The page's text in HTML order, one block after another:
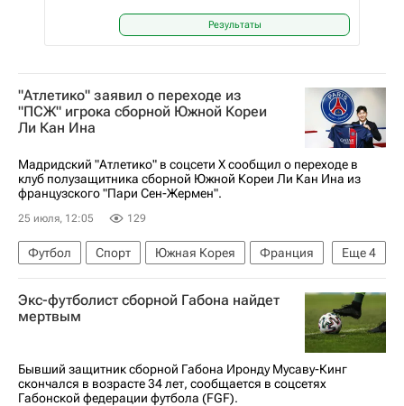
Результаты
"Атлетико" заявил о переходе из
"ПСЖ" игрока сборной Южной Кореи
Ли Кан Ина
Мадридский "Атлетико" в соцсети Х сообщил о переходе в
клуб полузащитника сборной Южной Кореи Ли Кан Ина из
французского "Пари Сен-Жермен".
25 июля, 12:05 129
Еще4
Футбол Спорт Южная Корея
Франция
Международная федерация футбола (ФИФА)
Атлетико (Мадрид)
Пари Сен-Жермен (ПСЖ)
Экс-футболист сборной Габона найдет
мертвым
Бывший защитник сборной Габона Иронду Мусаву-Кинг
скончался в возрасте 34 лет, сообщается в соцсетях
Габонской федерации футбола (FGF).